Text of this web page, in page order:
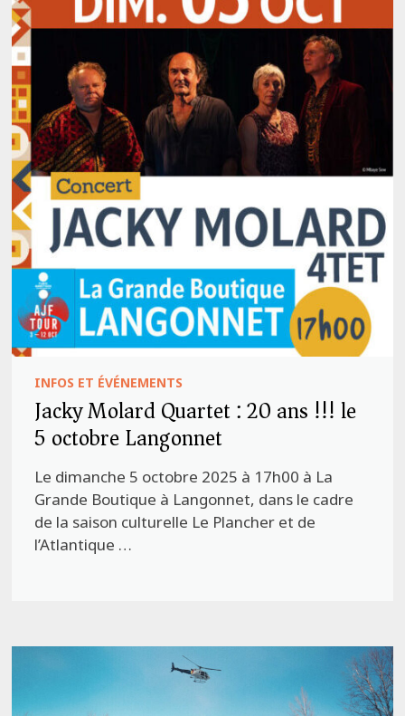
INFOS ET ÉVÉNEMENTS
Jacky Molard Quartet : 20 ans !!! le
5 octobre Langonnet
Le dimanche 5 octobre 2025 à 17h00 à La
Grande Boutique à Langonnet, dans le cadre
de la saison culturelle Le Plancher et de
l’Atlantique …